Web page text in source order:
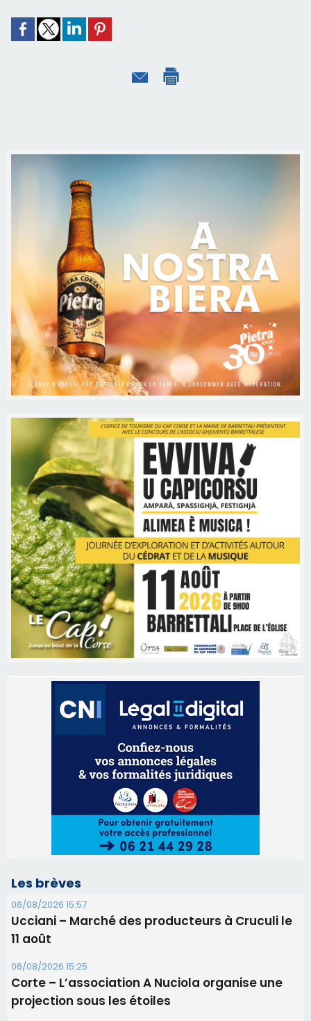
Les brèves
06/08/2026 15:57
Ucciani – Marché des producteurs à Cruculi le
11 août
06/08/2026 15:25
Corte – L’association A Nuciola organise une
projection sous les étoiles